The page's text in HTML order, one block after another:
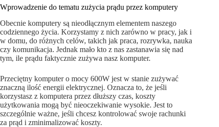
Wprowadzenie do tematu zużycia prądu przez komputery
Obecnie komputery są nieodłącznym elementem naszego
codziennego życia. Korzystamy z nich zarówno w pracy, jak i
w domu, do różnych celów, takich jak praca, rozrywka, nauka
czy komunikacja. Jednak mało kto z nas zastanawia się nad
tym, ile prądu faktycznie zużywa nasz komputer.
Przeciętny komputer o mocy 600W jest w stanie zużywać
znaczną ilość energii elektrycznej. Oznacza to, że jeśli
korzystasz z komputera przez dłuższy czas, koszty
użytkowania mogą być nieoczekiwanie wysokie. Jest to
szczególnie ważne, jeśli chcesz kontrolować swoje rachunki
za prąd i zminimalizować koszty.